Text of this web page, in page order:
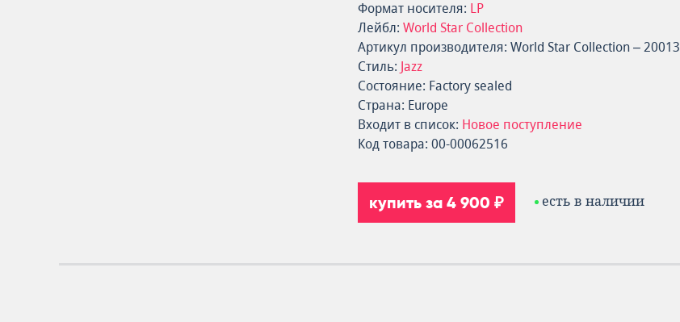
Формат носителя: LP
Лейбл: World Star Collection
Артикул производителя: World Star Collection – 20013
Стиль: Jazz
Состояние: Factory sealed
Страна: Europe
Входит в список: Новое поступление
Код товара: 00-00062516
купить за 4 900 ₽ есть в наличии